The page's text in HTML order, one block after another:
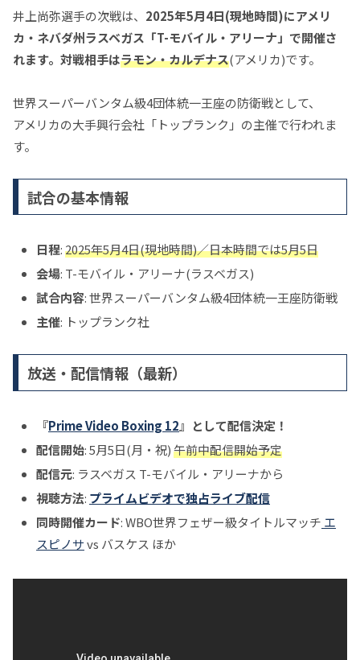
井上尚弥選手の次戦は、 2025年5月4日(現地時間)にアメリ
カ・ネバダ州ラスベガス「T-モバイル・アリーナ」で開催さ
れます。対戦相手はラモン・カルデナス(アメリカ)です。
世界スーパーバンタム級4団体統一王座の防衛戦として、
アメリカの大手興行会社「トップランク」の主催で行われま
す。
試合の基本情報
日程:2025年5月4日(現地時間)／日本時間では5月5日
会場: T-モバイル・アリーナ(ラスベガス)
試合内容: 世界スーパーバンタム級4団体統一王座防衛戦
主催: トップランク社
放送・配信情報（最新）
『Prime Video Boxing 12』として配信決定！
配信開始: 5月5日(月・祝)午前中配信開始予定
配信元: ラスベガス T-モバイル・アリーナから
視聴方法: プライムビデオで独占ライブ配信
同時開催カード: WBO世界フェザー級タイトルマッチ エ
スピノサvs バスケス ほか